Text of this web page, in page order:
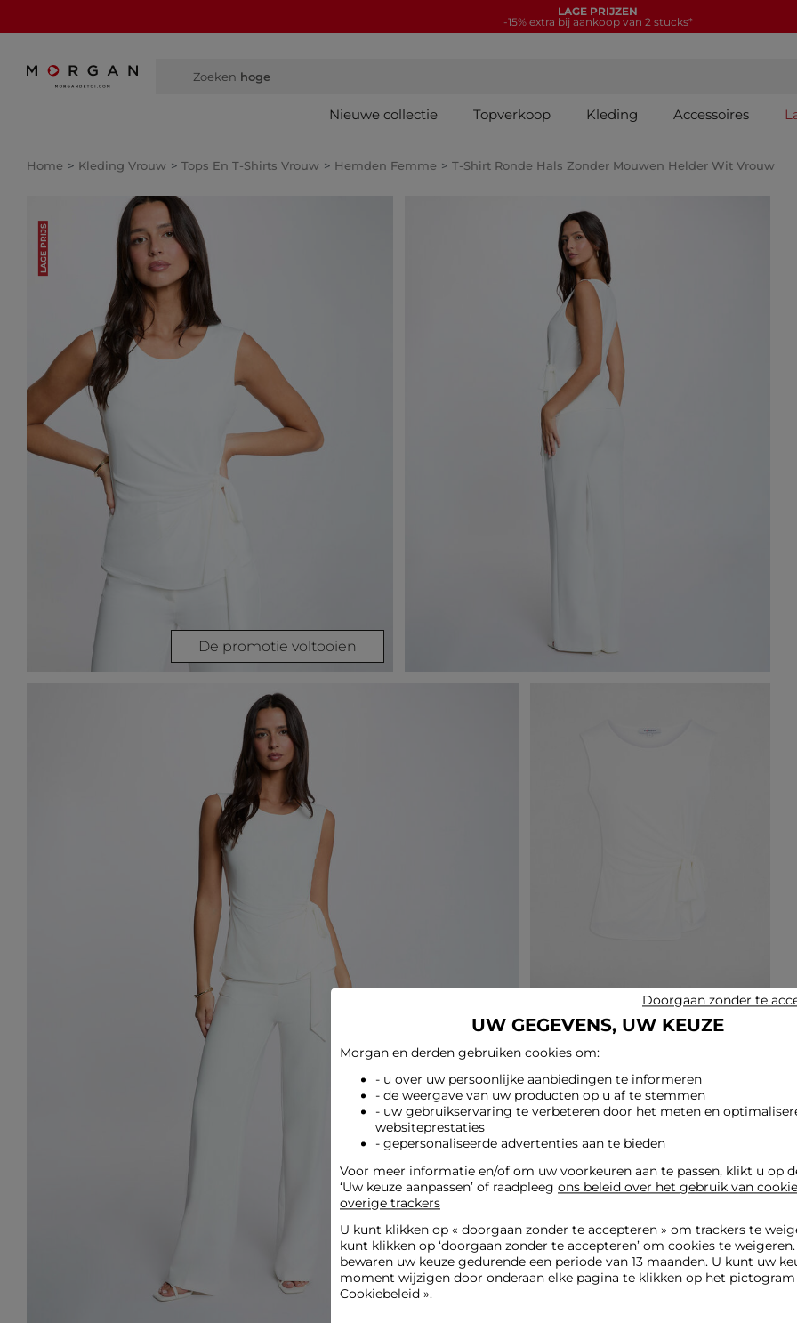
LAGE PRIJZEN
-15% extra bij aankoop van 2 stucks*
Zoeken hoge laarz
Nieuwe collectie Topverkoop Kleding Accessoires
Home Kleding Vrouw Tops En T-Shirts Vrouw Hemden Femme T-Shirt Ronde Hals Zonder Mouwen Helder Wit Vrouw
De promotie voltooien
LAGE PRIJS
UW GEGEVENS, UW KEUZE
Morgan en derden gebruiken cookies om:
- u over uw persoonlijke aanbiedingen te informeren
- de weergave van uw producten op u af te stemmen
- uw gebruikservaring te verbeteren door het meten en
websiteprestaties
- gepersonaliseerde advertenties aan te bieden
Voor meer informatie en/of om uw voorkeuren aan te passen, klikt u op
‘Uw keuze aanpassen’ of raadpleeg ons beleid over het gebruik van
overige trackers
U kunt klikken op « doorgaan zonder te accepteren » om trackers te
kunt klikken op ‘doorgaan zonder te accepteren’ om cookies te
bewaren uw keuze gedurende een periode van 13 maanden. U kunt uw
moment wijzigen door onderaan elke pagina te klikken op het pictogram
Cookiebeleid ».
Doorgaan zonder te